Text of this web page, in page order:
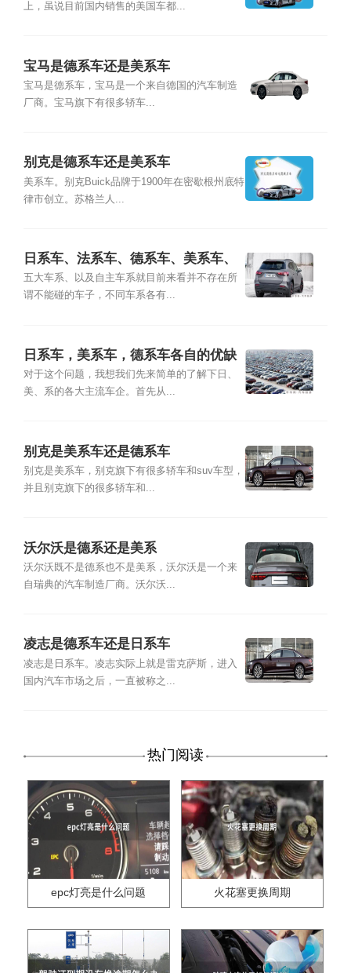
上，虽说目前国内销售的美国车都...
宝马是德系车还是美系车
宝马是德系车，宝马是一个来自德国的汽车制造
厂商。宝马旗下有很多轿车...
别克是德系车还是美系车
美系车。别克Buick品牌于1900年在密歇根州底特
律市创立。苏格兰人...
日系车、法系车、德系车、美系车、
国产车优缺点
五大车系、以及自主车系就目前来看并不存在所
谓不能碰的车子，不同车系各有...
日系车，美系车，德系车各自的优缺
点是什么？
对于这个问题，我想我们先来简单的了解下日、
美、系的各大主流车企。首先从...
别克是美系车还是德系车
别克是美系车，别克旗下有很多轿车和suv车型，
并且别克旗下的很多轿车和...
沃尔沃是德系还是美系
沃尔沃既不是德系也不是美系，沃尔沃是一个来
自瑞典的汽车制造厂商。沃尔沃...
凌志是德系车还是日系车
凌志是日系车。凌志实际上就是雷克萨斯，进入
国内汽车市场之后，一直被称之...
热门阅读
epc灯亮是什么问题 火花塞更换周期